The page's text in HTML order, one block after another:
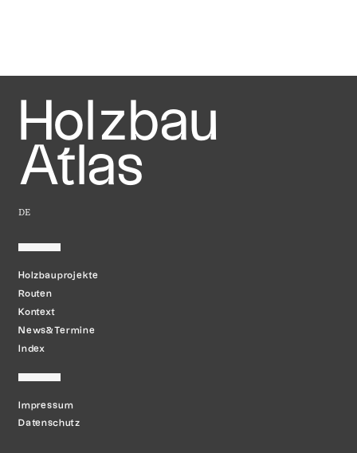
Holzbau
Atlas
DE
Holzbauprojekte
Routen
Kontext
News&Termine
Index
Impressum
Datenschutz